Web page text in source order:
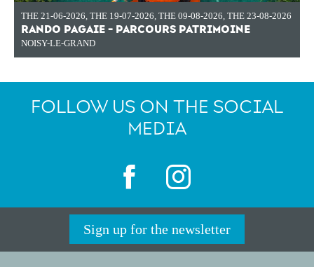
THE 21-06-2026, THE 19-07-2026, THE 09-08-2026, THE 23-08-2026
RANDO PAGAIE - PARCOURS PATRIMOINE
NOISY-LE-GRAND
FOLLOW US ON THE SOCIAL
MEDIA
Sign up for the newsletter